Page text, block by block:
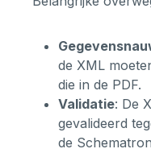
de XML
die in de PDF.
Validatie: De
gevalideerd
de